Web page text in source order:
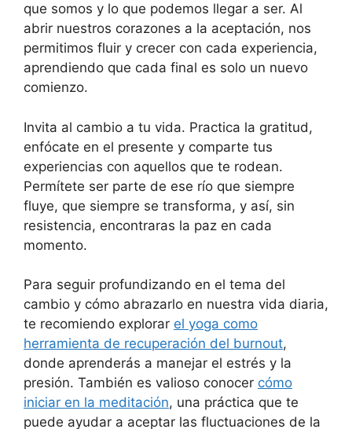
que somos y lo que podemos llegar a ser. Al
abrir nuestros corazones a la aceptación, nos
permitimos fluir y crecer con cada experiencia,
aprendiendo que cada final es solo un nuevo
comienzo.
Invita al cambio a tu vida. Practica la gratitud,
enfócate en el presente y comparte tus
experiencias con aquellos que te rodean.
Permítete ser parte de ese río que siempre
fluye, que siempre se transforma, y así, sin
resistencia, encontraras la paz en cada
momento.
Para seguir profundizando en el tema del
cambio y cómo abrazarlo en nuestra vida diaria,
te recomiendo explorar el yoga como
herramienta de recuperación del burnout,
donde aprenderás a manejar el estrés y la
presión. También es valioso conocer cómo
iniciar en la meditación, una práctica que te
puede ayudar a aceptar las fluctuaciones de la